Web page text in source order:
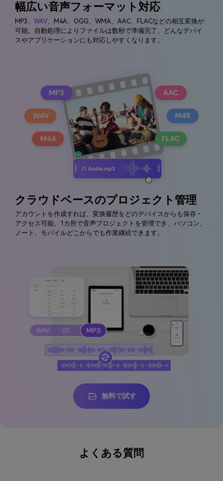
幅広い音声フォーマット対応
MP3、 WAV 、M4A、OGG、WMA、AAC、FLACなどの相互変換が
可能。自動処理によりファイルは数秒で準備完了、どんなデバイ
スやアプリケーションにも対応しやすくなります。
クラウドベースのプロジェクト管理
アカウントを作成すれば、変換履歴をどのデバイスからも保存・
アクセス可能。1カ所で音声プロジェクトを管理でき、パソコン、
ノート、モバイルどこからでも作業継続できます。
無料で試す
よくある質問